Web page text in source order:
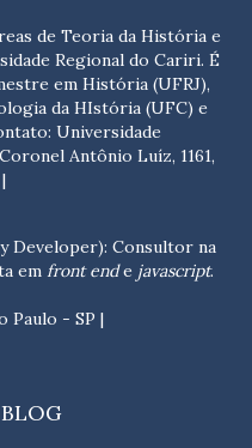
de Teoria da História e
Regional do Cariri. É
em História (UFRJ),
da HIstória (UFC) e
Universidade
Antônio Luíz, 1161,
|
Developer): Consultor na
em front ende javascript.
Paulo - SP |